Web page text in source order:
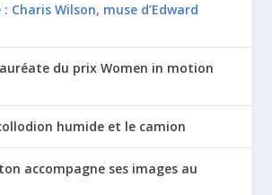
Charis Wilson, muse d’Edward
du prix Women in motion
humide et le camion
accompagne ses images au